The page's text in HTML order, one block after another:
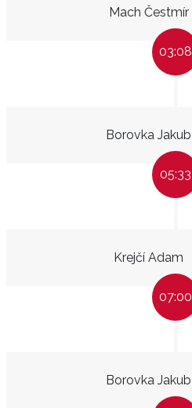
Mach Čestmír
03:08
Borovka Jakub
05:33
Krejčí Adam
07:00
Borovka Jakub